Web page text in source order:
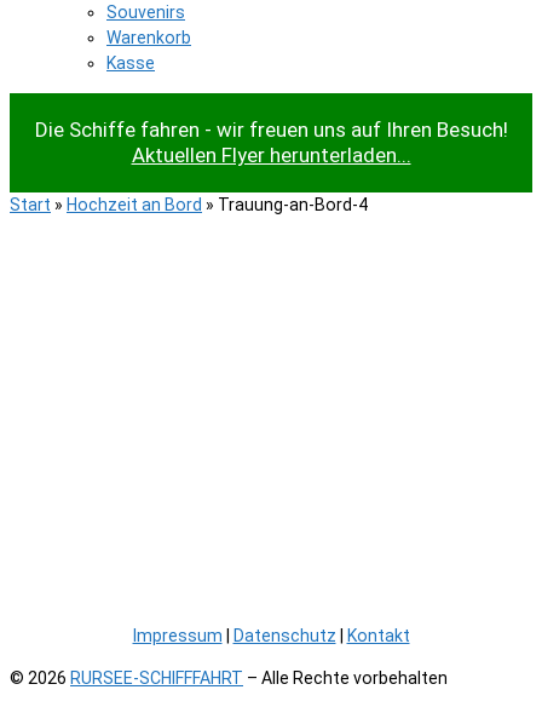
Souvenirs
Warenkorb
Kasse
Die Schiffe fahren - wir freuen uns auf Ihren Besuch!
Aktuellen Flyer herunterladen...
Start » Hochzeit an Bord » Trauung-an-Bord-4
Impressum | Datenschutz | Kontakt
© 2026 RURSEE-SCHIFFFAHRT – Alle Rechte vorbehalten